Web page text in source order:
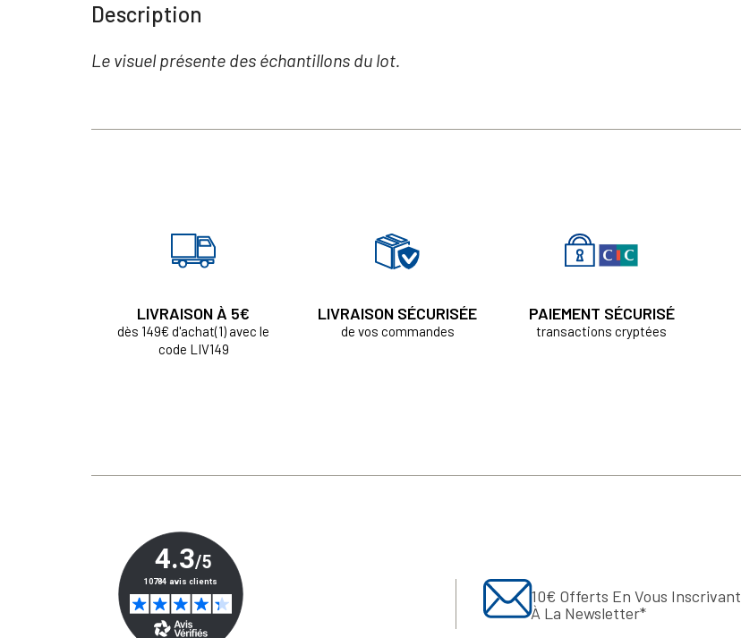
Description
Le visuel présente des échantillons du lot.
LIVRAISON À 5€
dès 149€ d'achat(1) avec le
code LIV149
LIVRAISON SÉCURISÉE
de vos commandes
PAIEMENT SÉCURISÉ
transactions cryptées
10€ Offerts En Vous Inscrivant
À La Newsletter*